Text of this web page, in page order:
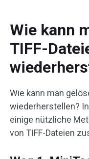
Wie kann
TIFF-
Wie kann man
wiederherstellen?
einige nützliche
von TIFF-Dateien